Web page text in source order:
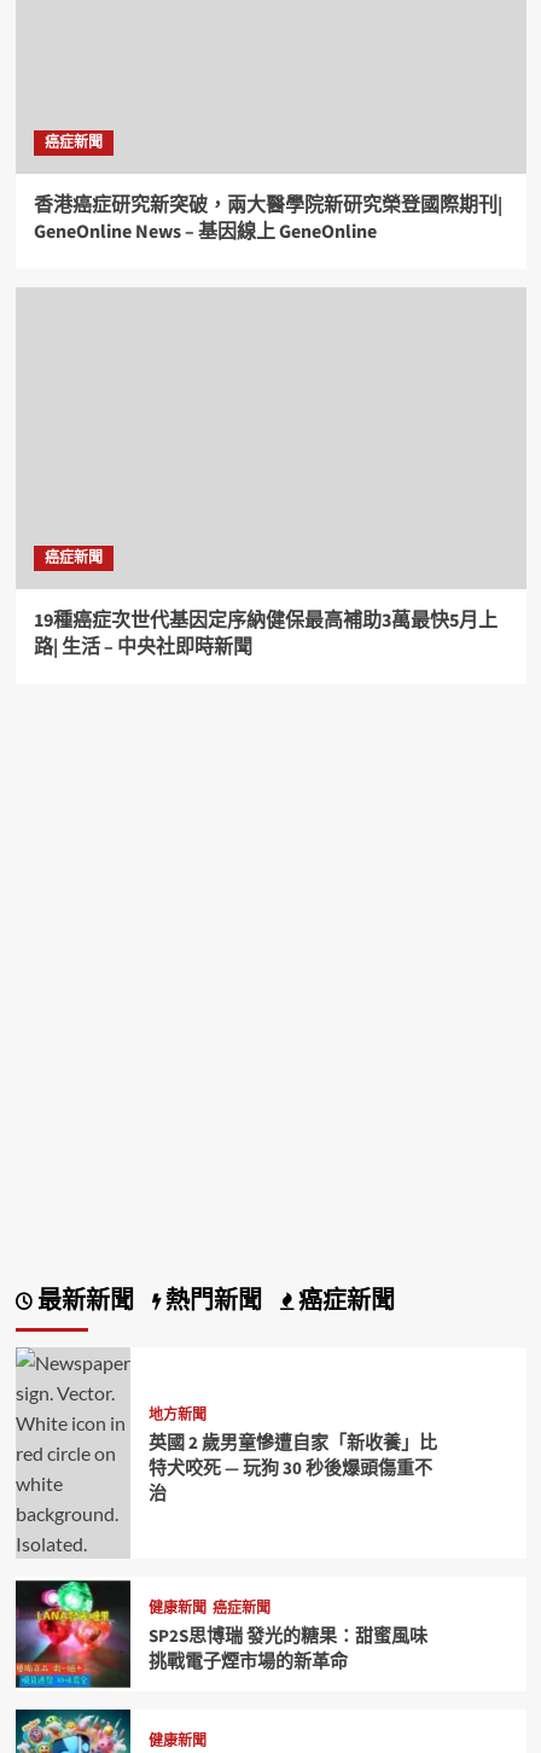
癌症新聞
香港癌症研究新突破，兩大醫學院新研究榮登國際期刊|
GeneOnline News – 基因線上 GeneOnline
癌症新聞
19種癌症次世代基因定序納健保最高補助3萬最快5月上
路| 生活 – 中央社即時新聞
最新新聞 熱門新聞 癌症新聞
地方新聞
英國 2 歲男童慘遭自家「新收養」比
特犬咬死 — 玩狗 30 秒後爆頭傷重不
治
健康新聞 癌症新聞
SP2S思博瑞 發光的糖果：甜蜜風味
挑戰電子煙市場的新革命
健康新聞